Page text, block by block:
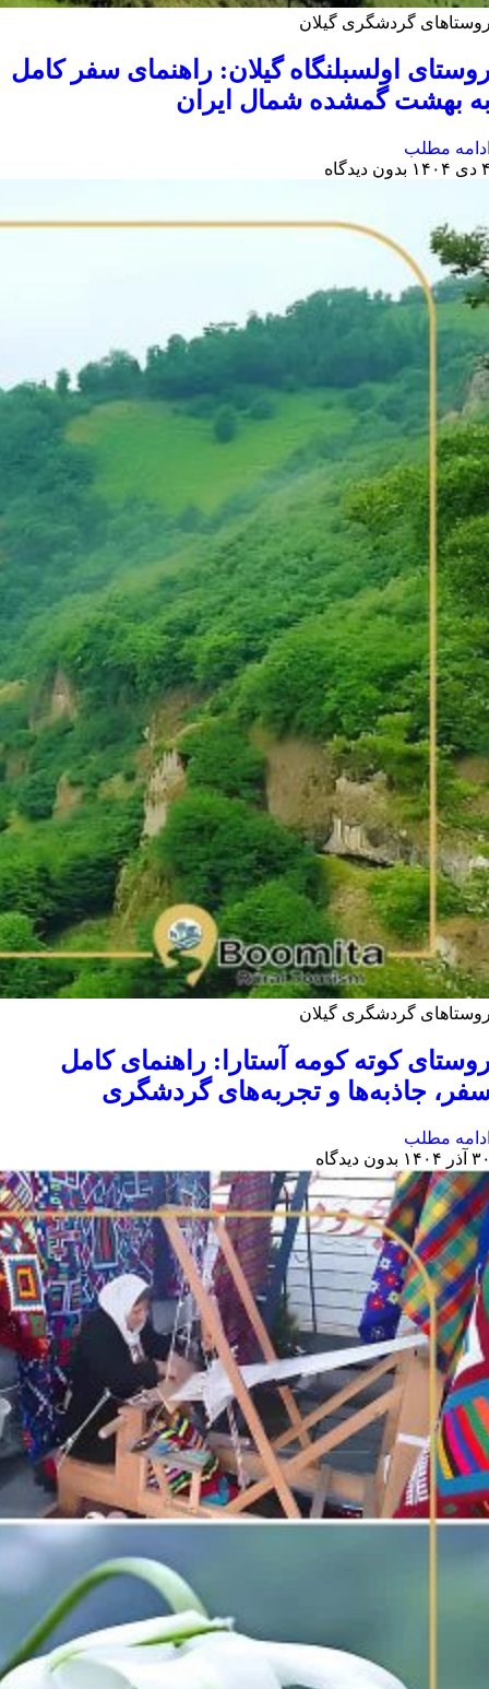
گردشگری گیلان
اولسبلنگاه گیلان: راهنمای سفر کامل
بهشت گمشده شمال ایران
مطلب
بدون دیدگاه
گردشگری گیلان
کوته کومه آستارا: راهنمای کامل
جاذبه‌ها و تجربه‌های گردشگری
مطلب
۱۴۰۴
بدون دیدگاه